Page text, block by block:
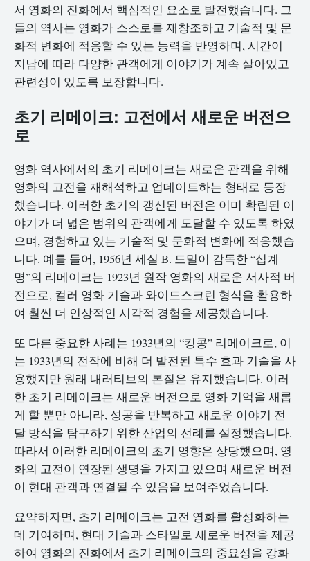
서 영화의 진화에서 핵심적인 요소로 발전했습니다. 그
들의 역사는 영화가 스스로를 재창조하고 기술적 및 문
화적 변화에 적응할 수 있는 능력을 반영하며, 시간이
지남에 따라 다양한 관객에게 이야기가 계속 살아있고
관련성이 있도록 보장합니다.
초기 리메이크: 고전에서 새로운 버전으
로
영화 역사에서의 초기 리메이크는 새로운 관객을 위해
영화의 고전을 재해석하고 업데이트하는 형태로 등장
했습니다. 이러한 초기의 갱신된 버전은 이미 확립된 이
야기가 더 넓은 범위의 관객에게 도달할 수 있도록 하였
으며, 경험하고 있는 기술적 및 문화적 변화에 적응했습
니다. 예를 들어, 1956년 세실 B. 드밀이 감독한 “십계
명”의 리메이크는 1923년 원작 영화의 새로운 서사적 버
전으로, 컬러 영화 기술과 와이드스크린 형식을 활용하
여 훨씬 더 인상적인 시각적 경험을 제공했습니다.
또 다른 중요한 사례는 1933년의 “킹콩” 리메이크로, 이
는 1933년의 전작에 비해 더 발전된 특수 효과 기술을 사
용했지만 원래 내러티브의 본질은 유지했습니다. 이러
한 초기 리메이크는 새로운 버전으로 영화 기억을 새롭
게 할 뿐만 아니라, 성공을 반복하고 새로운 이야기 전
달 방식을 탐구하기 위한 산업의 선례를 설정했습니다.
따라서 이러한 리메이크의 초기 영향은 상당했으며, 영
화의 고전이 연장된 생명을 가지고 있으며 새로운 버전
이 현대 관객과 연결될 수 있음을 보여주었습니다.
요약하자면, 초기 리메이크는 고전 영화를 활성화하는
데 기여하며, 현대 기술과 스타일로 새로운 버전을 제공
하여 영화의 진화에서 초기 리메이크의 중요성을 강화